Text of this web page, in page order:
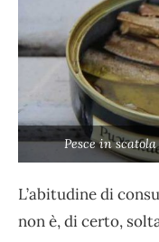
Pesce in
L’abitudine di
non è, di certo,